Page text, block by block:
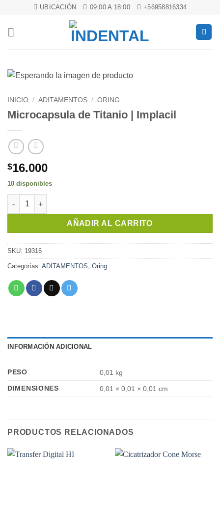
contenido
UBICACIÓN 09:00 A 18:00 +56958816334
INICIO / ADITAMENTOS / ORING
Microcapsula de Titanio | Implacil
$16.000
10 disponibles
Microcapsula de Titanio | Implacil cantidad
AÑADIR AL CARRITO
SKU: 19316
Categorías: ADITAMENTOS, Oring
INFORMACIÓN ADICIONAL
PESO
0,01 kg
DIMENSIONES
0,01 × 0,01 × 0,01 cm
PRODUCTOS RELACIONADOS